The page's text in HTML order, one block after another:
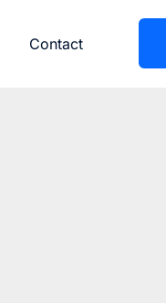
Contact